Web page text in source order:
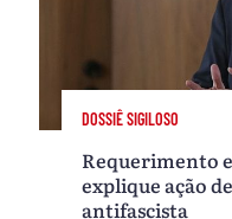
DOSSIÊ SIGILOSO
Requerimento
explique ação
antifascista